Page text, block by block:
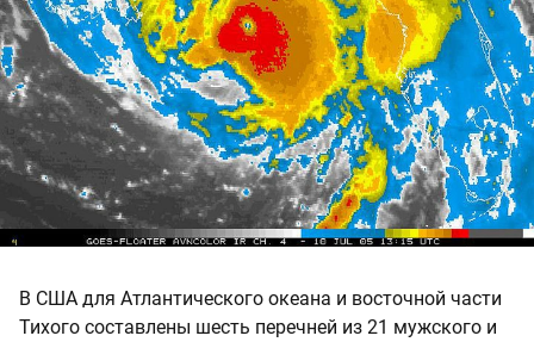
В США для Атлантического океана и восточной части
Тихого составлены шесть перечней из 21 мужского и